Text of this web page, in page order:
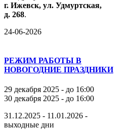
г. Ижевск, ул. Удмуртская,
д. 268.
24-06-2026
РЕЖИМ РАБОТЫ В
НОВОГОДНИЕ ПРАЗДНИКИ
29 декабря 2025 - до 16:00
30 декабря 2025 - до 16:00
31.12.2025 - 11.01.2026 -
выходные дни